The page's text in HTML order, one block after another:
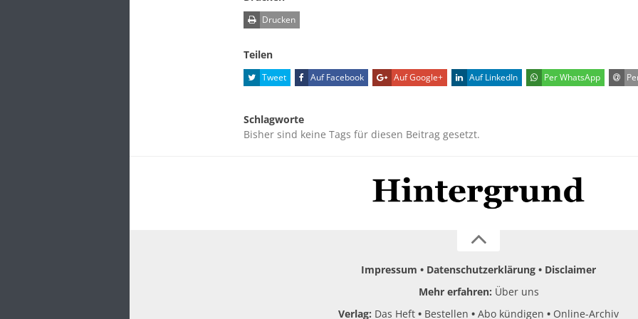
Drucken
Teilen
Tweet Auf Facebook Auf Google+ Auf LinkedIn Per WhatsApp
Schlagworte
Bisher sind keine Tags für diesen Beitrag gesetzt.
Impressum Datenschutzerklärung
Disclaimer
Mehr erfahren: Über uns
Verlag: Das Heft Bestellen Abo kündigen Online-Archiv